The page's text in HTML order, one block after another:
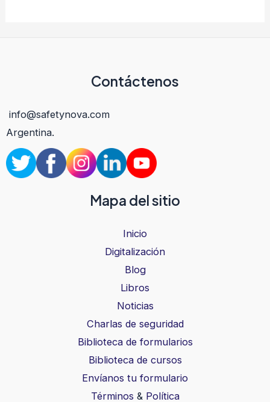
Contáctenos
info@safetynova.com
Argentina.
Mapa del sitio
Inicio
Digitalización
Blog
Libros
Noticias
Charlas de seguridad
Biblioteca de formularios
Biblioteca de cursos
Envíanos tu formulario
Términos & Política